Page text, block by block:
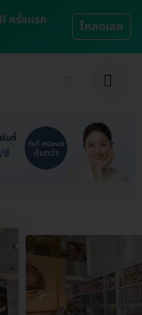
ครั้งแรก
โหลดเลย